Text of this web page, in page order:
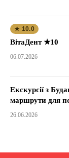
★ 10.0
ВітаДент ★10
06.07.2026
Екскурсії з
маршрути для
26.06.2026